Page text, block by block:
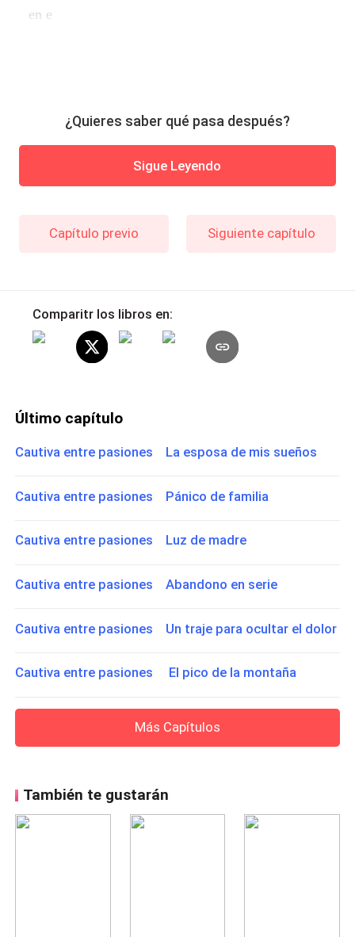
en e
¿Quieres saber qué pasa después?
Sigue Leyendo
Capítulo previo Siguiente capítulo
Comparitr los libros en:
Último capítulo
Cautiva entre pasiones La esposa de mis sueños
Cautiva entre pasiones Pánico de familia
Cautiva entre pasiones Luz de madre
Cautiva entre pasiones Abandono en serie
Cautiva entre pasiones Un traje para ocultar el dolor
Cautiva entre pasiones El pico de la montaña
Más Capítulos
También te gustarán